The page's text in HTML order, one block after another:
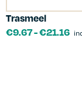
Trasmeel
€9.67-€21.16